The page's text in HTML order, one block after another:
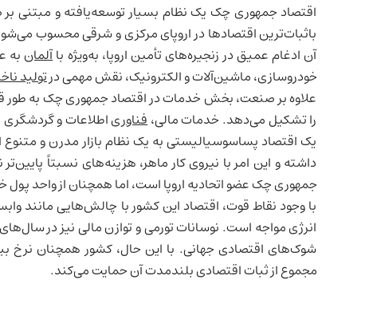
اقتصاد جمهوری چک یک نظام بسیار توسعه‌یافته و مبتنی
باثبات‌ترین اقتصادها در اروپای مرکزی و شرقی محسوب
آن ادغام عمیق در زنجیره‌های تأمین اروپا، به‌ویژه باآلمان به
خودروسازی، ماشین‌آلات و الکترونیک، نقش مهمی درتولید
علاوه بر صنعت، بخش خدمات در اقتصاد جمهوری چک به طور
را تشکیل می‌دهد. خدمات مالی،فناوریاطلاعات و گردشگری
یک اقتصاد پساسوسیالیستی به یک نظام بازار مدرن و
داشته و این امر با نیروی کار ماهر، هزینه‌های نسبتاً
جمهوری چک عضو اتحادیه اروپا است، اما همچنان از واحد
با وجود نقاط قوت، اقتصاد این کشور با چالش‌هایی مانند
انرژی مواجه است. نوسانات تورمی و توازن مالی نیز در
شوک‌های اقتصادی جهانی. با این حال، کشور همچنان نرخ
مجموع از ثبات اقتصادی بلندمدت آن حمایت می‌کند.